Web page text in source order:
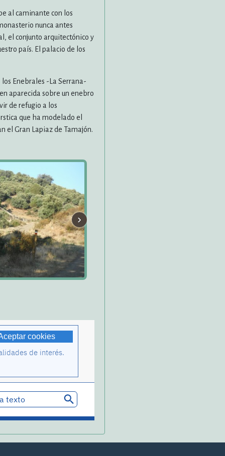
al caminante con los
nunca antes
el conjunto arquitectónico y
país. El palacio de los
Enebrales -La Serrana-
aparecida sobre un enebro
de refugio a los
que ha modelado el
el Gran Lapiaz de Tamajón.
›